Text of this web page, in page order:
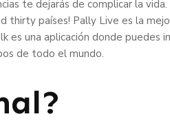
te dejarás de complicar la vida.
thirty países! Pally Live es la
es una aplicación donde puedes
de todo el mundo.